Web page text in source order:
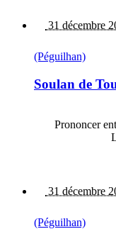
31 décembre
(Péguilhan)
Soulan de
Prononcer
31 décembre
(Péguilhan)